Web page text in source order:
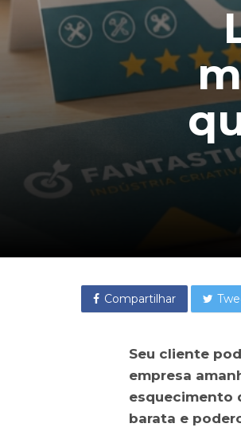
Compartilhar
Seu cliente
empresa
esquecimento
barata e